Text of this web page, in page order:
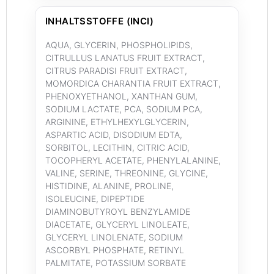
INHALTSSTOFFE (INCI)
AQUA, GLYCERIN, PHOSPHOLIPIDS,
CITRULLUS LANATUS FRUIT EXTRACT,
CITRUS PARADISI FRUIT EXTRACT,
MOMORDICA CHARANTIA FRUIT EXTRACT,
PHENOXYETHANOL, XANTHAN GUM,
SODIUM LACTATE, PCA, SODIUM PCA,
ARGININE, ETHYLHEXYLGLYCERIN,
ASPARTIC ACID, DISODIUM EDTA,
SORBITOL, LECITHIN, CITRIC ACID,
TOCOPHERYL ACETATE, PHENYLALANINE,
VALINE, SERINE, THREONINE, GLYCINE,
HISTIDINE, ALANINE, PROLINE,
ISOLEUCINE, DIPEPTIDE
DIAMINOBUTYROYL BENZYLAMIDE
DIACETATE, GLYCERYL LINOLEATE,
GLYCERYL LINOLENATE, SODIUM
ASCORBYL PHOSPHATE, RETINYL
PALMITATE, POTASSIUM SORBATE